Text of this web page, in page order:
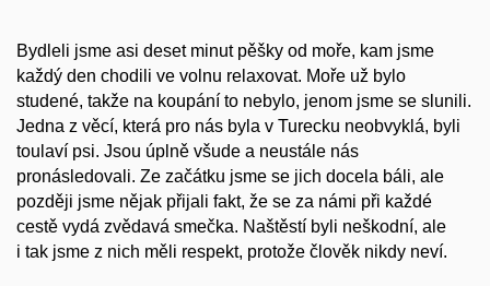
Bydleli jsme asi deset minut pěšky od moře, kam jsme
každý den chodili ve volnu relaxovat. Moře už bylo
studené, takže na koupání to nebylo, jenom jsme se slunili.
Jedna z věcí, která pro nás byla v Turecku neobvyklá, byli
toulaví psi. Jsou úplně všude a neustále nás
pronásledovali. Ze začátku jsme se jich docela báli, ale
později jsme nějak přijali fakt, že se za námi při každé
cestě vydá zvědavá smečka. Naštěstí byli neškodní, ale
i tak jsme z nich měli respekt, protože člověk nikdy neví.